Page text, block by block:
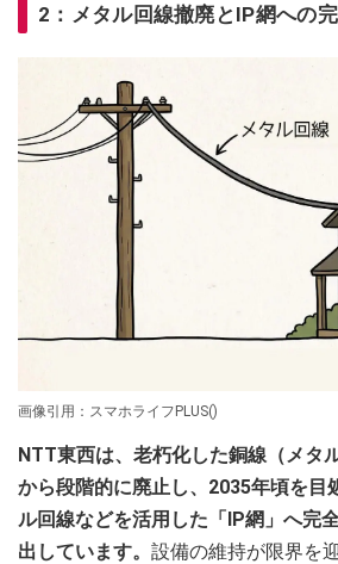
2：メタル回線撤廃とIP網への
画像引用：スマホライフPLUS()
NTT東西は、老朽化した銅線（メタ
から段階的に廃止し、2035年頃を目
ル回線などを活用した「IP網」へ完
出しています。 設備の維持が限界を